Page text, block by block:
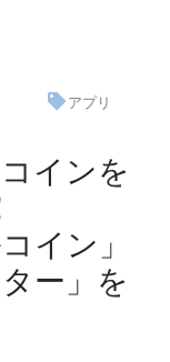
アプリ
インを
イン」
ー」を